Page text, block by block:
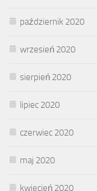
październik 2020
wrzesień 2020
sierpień 2020
lipiec 2020
czerwiec 2020
maj 2020
kwiecień 2020